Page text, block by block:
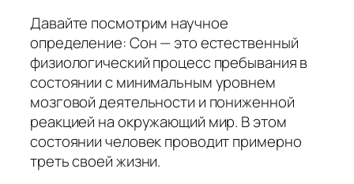
Давайте посмотрим научное
определение: Сон — это естественный
физиологический процесс пребывания в
состоянии с минимальным уровнем
мозговой деятельности и пониженной
реакцией на окружающий мир. В этом
состоянии человек проводит примерно
треть своей жизни.